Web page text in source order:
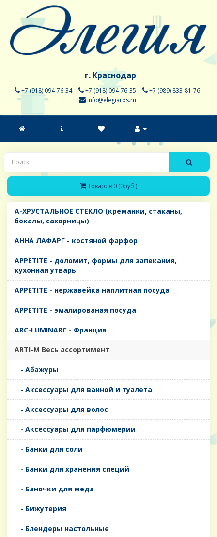
г. Краснодар
+7 (918) 094-76-34 +7 (918) 094-76-35
+7 (989) 833-81-76
info@elegiaros.ru
Товаров 0 (0руб.)
A-ХРУСТАЛЬНОЕ СТЕКЛО (креманки, стаканы,
бокалы, сахарницы)
AHHA ЛАФАРГ - костяной фарфор
APPETITE - доломит, формы для запекания,
кухонная утварь
APPETITE - нержавейка наплитная посуда
APPETITE - эмалированая посуда
ARC-LUMINARC - Франция
ARTI-M Весь ассортимент
- Абажуры
- Аксессуары для ванной и туалета
- Аксессуары для волос
- Аксессуары для парфюмерии
- Банки для соли
- Банки для хранения специй
- Баночки для меда
- Бижутерия
- Блендеры настольные